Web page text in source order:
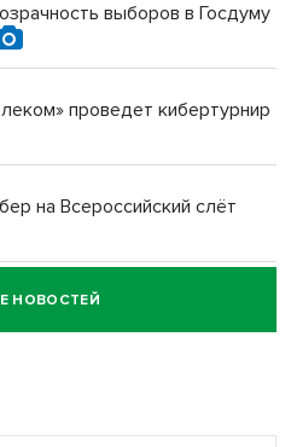
с женой вошли в топ-16
выборов в Госдуму
проведет кибертурнир
на Всероссийский слёт
обеспечит
ЕДГ в Новосибирской
НОВОСТЕЙ